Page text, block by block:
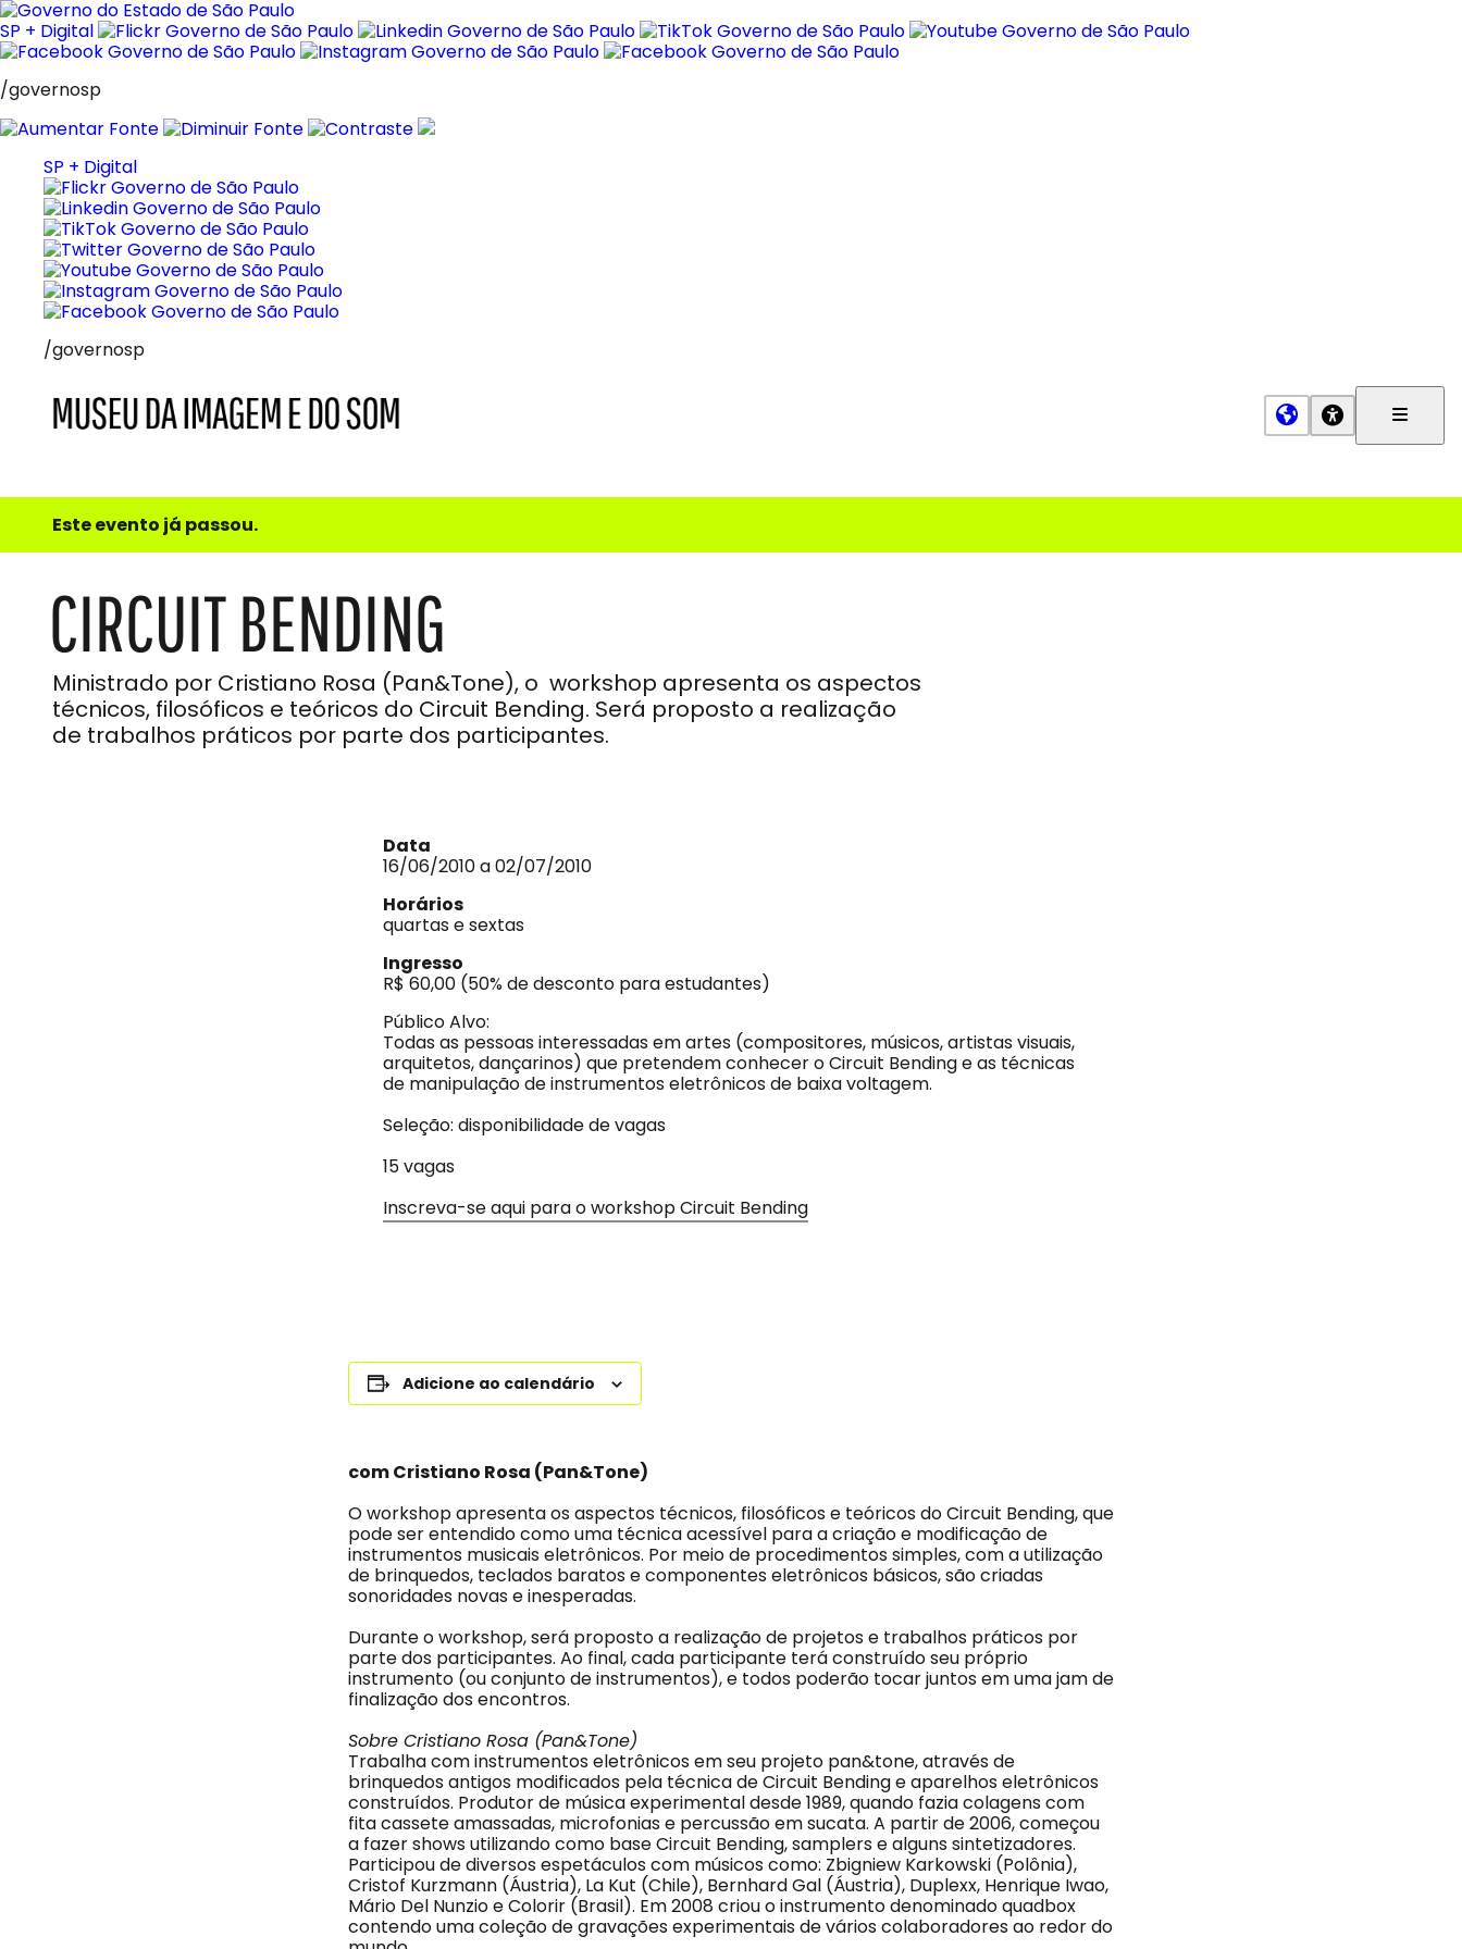
Pular
para
o
SP + Digital
/governosp
SP + Digital
/governosp
e
do
Som
Este evento já passou.
CIRCUIT BENDING
Ministrado por Cristiano Rosa (Pan&Tone), o workshop apresenta os aspectos
técnicos, filosóficos e teóricos do Circuit Bending. Será proposto a realização
de trabalhos práticos por parte dos participantes.
Data
16/06/2010 a 02/07/2010
Horários
quartas e sextas
Ingresso
R$ 60,00 (50% de desconto para estudantes)
Público Alvo:
Todas as pessoas interessadas em artes (compositores, músicos, artistas visuais,
arquitetos, dançarinos) que pretendem conhecer o Circuit Bending e as técnicas
de manipulação de instrumentos eletrônicos de baixa voltagem.
Seleção: disponibilidade de vagas
15 vagas
Inscreva-se aqui para o workshop Circuit Bending
Adicione ao calendário
com Cristiano Rosa (Pan&Tone)
O workshop apresenta os aspectos técnicos, filosóficos e teóricos do Circuit Bending, que
pode ser entendido como uma técnica acessível para a criação e modificação de
instrumentos musicais eletrônicos. Por meio de procedimentos simples, com a utilização
de brinquedos, teclados baratos e componentes eletrônicos básicos, são criadas
sonoridades novas e inesperadas.
Durante o workshop, será proposto a realização de projetos e trabalhos práticos por
parte dos participantes. Ao final, cada participante terá construído seu próprio
instrumento (ou conjunto de instrumentos), e todos poderão tocar juntos em uma jam de
finalização dos encontros.
Sobre Cristiano Rosa (Pan&Tone)
Trabalha com instrumentos eletrônicos em seu projeto pan&tone, através de
brinquedos antigos modificados pela técnica de Circuit Bending e aparelhos eletrônicos
construídos. Produtor de música experimental desde 1989, quando fazia colagens com
fita cassete amassadas, microfonias e percussão em sucata. A partir de 2006, começou
a fazer shows utilizando como base Circuit Bending, samplers e alguns sintetizadores.
Participou de diversos espetáculos com músicos como: Zbigniew Karkowski (Polônia),
Cristof Kurzmann (Áustria), La Kut (Chile), Bernhard Gal (Áustria), Duplexx, Henrique Iwao,
Mário Del Nunzio e Colorir (Brasil). Em 2008 criou o instrumento denominado quadbox
contendo uma coleção de gravações experimentais de vários colaboradores ao redor do